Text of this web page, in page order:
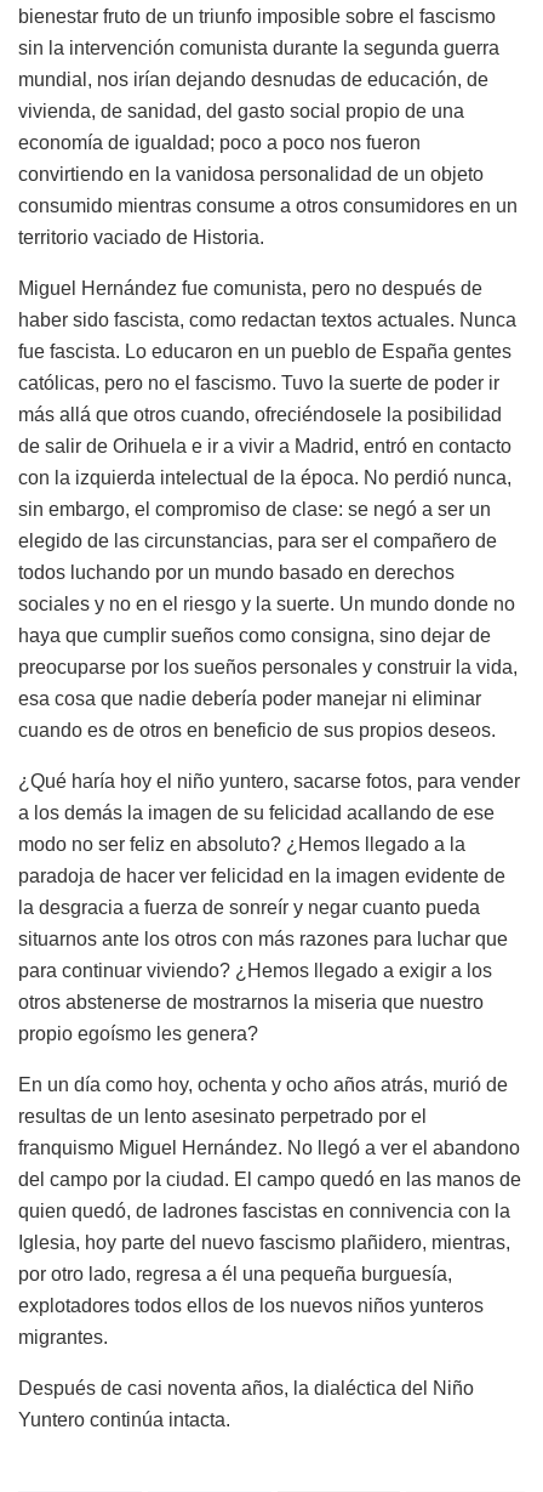
bienestar fruto de un triunfo imposible sobre el fascismo
sin la intervención comunista durante la segunda guerra
mundial, nos irían dejando desnudas de educación, de
vivienda, de sanidad, del gasto social propio de una
economía de igualdad; poco a poco nos fueron
convirtiendo en la vanidosa personalidad de un objeto
consumido mientras consume a otros consumidores en un
territorio vaciado de Historia.
Miguel Hernández fue comunista, pero no después de
haber sido fascista, como redactan textos actuales. Nunca
fue fascista. Lo educaron en un pueblo de España gentes
católicas, pero no el fascismo. Tuvo la suerte de poder ir
más allá que otros cuando, ofreciéndosele la posibilidad
de salir de Orihuela e ir a vivir a Madrid, entró en contacto
con la izquierda intelectual de la época. No perdió nunca,
sin embargo, el compromiso de clase: se negó a ser un
elegido de las circunstancias, para ser el compañero de
todos luchando por un mundo basado en derechos
sociales y no en el riesgo y la suerte. Un mundo donde no
haya que cumplir sueños como consigna, sino dejar de
preocuparse por los sueños personales y construir la vida,
esa cosa que nadie debería poder manejar ni eliminar
cuando es de otros en beneficio de sus propios deseos.
¿Qué haría hoy el niño yuntero, sacarse fotos, para vender
a los demás la imagen de su felicidad acallando de ese
modo no ser feliz en absoluto? ¿Hemos llegado a la
paradoja de hacer ver felicidad en la imagen evidente de
la desgracia a fuerza de sonreír y negar cuanto pueda
situarnos ante los otros con más razones para luchar que
para continuar viviendo? ¿Hemos llegado a exigir a los
otros abstenerse de mostrarnos la miseria que nuestro
propio egoísmo les genera?
En un día como hoy, ochenta y ocho años atrás, murió de
resultas de un lento asesinato perpetrado por el
franquismo Miguel Hernández. No llegó a ver el abandono
del campo por la ciudad. El campo quedó en las manos de
quien quedó, de ladrones fascistas en connivencia con la
Iglesia, hoy parte del nuevo fascismo plañidero, mientras,
por otro lado, regresa a él una pequeña burguesía,
explotadores todos ellos de los nuevos niños yunteros
migrantes.
Después de casi noventa años, la dialéctica del Niño
Yuntero continúa intacta.